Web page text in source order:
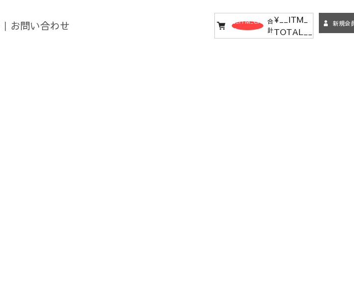
｜ お問い合わせ
__ITM_CN
T__
合
計
¥__ITM_
TOTAL__
新規会